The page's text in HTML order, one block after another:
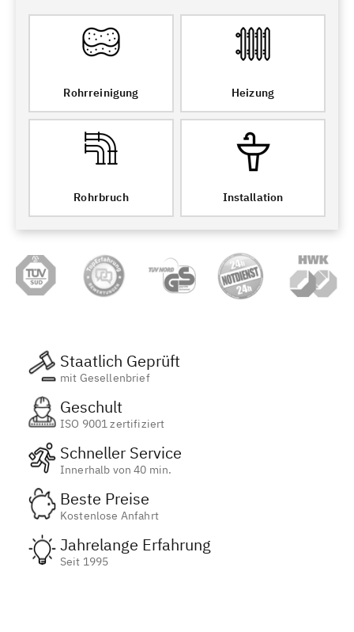
Rohrreinigung Heizung
Rohrbruch Installation
Staatlich Geprüft
mit Gesellenbrief
Geschult
ISO 9001 zertifiziert
Schneller Service
Innerhalb von 40 min.
Beste Preise
Kostenlose Anfahrt
Jahrelange Erfahrung
Seit 1995